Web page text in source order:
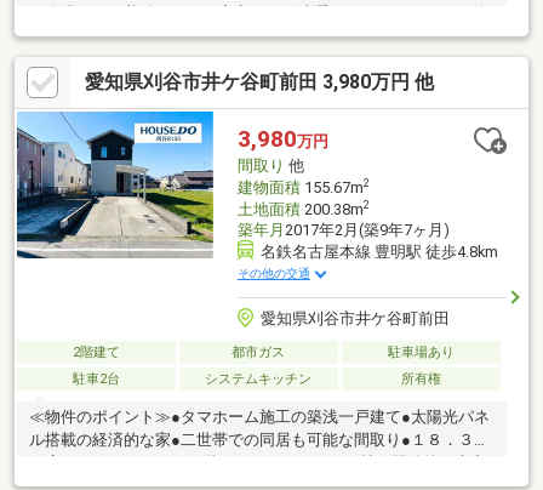
の築浅。雨や花粉の日でも安心してお洗濯ができるサンルーム付
き。 ≪周辺環境のポイント≫●沓掛小学校まで徒歩7分 ●スギドラ
ッグまで徒歩8分 ●オークワまで徒歩12分 ＊小学校まで徒歩7分と
近く安心。ドラッグストアやスーパーも徒歩圏内です。
愛知県刈谷市井ケ谷町前田 3,980万円 他
3,980万円
間取り 他
建物面積155.67m2
土地面積200.38m2
築年月 2017年2月(築9年7ヶ月)
名鉄名古屋本線 豊明駅 徒歩4.8km
その他の交通
愛知県刈谷市井ケ谷町前田
2階建て 都市ガス
駐車場あり
駐車2台
システムキッチン 所有権
≪物件のポイント≫●タマホーム施工の築浅一戸建て●太陽光パネ
ル搭載の経済的な家●二世帯での同居も可能な間取り●１８．３帖
間で、家族が自然と集まります。 太陽光パネル付きの築浅物件